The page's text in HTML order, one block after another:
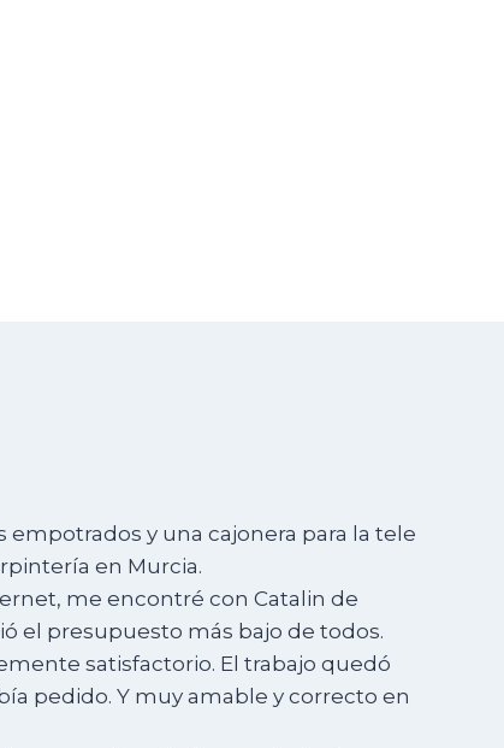
empotrados y una cajonera para la tele
en Murcia.
me encontré con Catalin de
el presupuesto más bajo de todos.
satisfactorio. El trabajo quedó
pedido. Y muy amable y correcto en